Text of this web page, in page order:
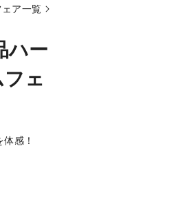
ア一覧
ハー
ェ
感！